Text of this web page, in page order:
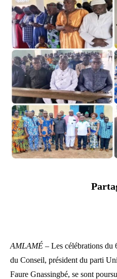
AMLAMÉ – Les célébrations du
du Conseil, président du parti
Faure Gnassingbé, se sont